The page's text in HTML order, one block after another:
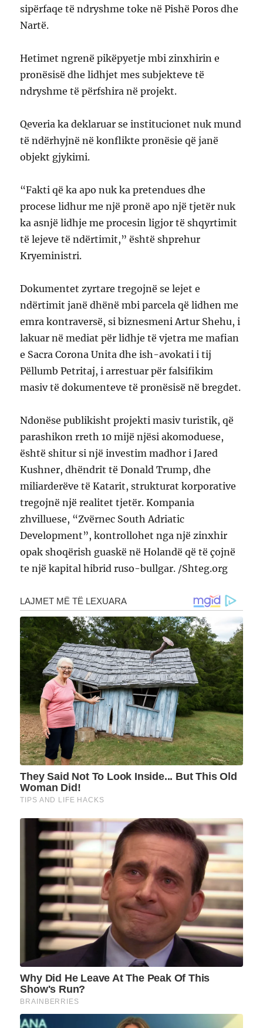
sipërfaqe të ndryshme toke në Pishë Poros dhe
Nartë.
Hetimet ngrenë pikëpyetje mbi zinxhirin e
pronësisë dhe lidhjet mes subjekteve të
ndryshme të përfshira në projekt.
Qeveria ka deklaruar se institucionet nuk mund
të ndërhyjnë në konflikte pronësie që janë
objekt gjykimi.
“Fakti që ka apo nuk ka pretendues dhe
procese lidhur me një pronë apo një tjetër nuk
ka asnjë lidhje me procesin ligjor të shqyrtimit
të lejeve të ndërtimit,” është shprehur
Kryeministri.
Dokumentet zyrtare tregojnë se lejet e
ndërtimit janë dhënë mbi parcela që lidhen me
emra kontraversë, si biznesmeni Artur Shehu, i
lakuar në mediat për lidhje të vjetra me mafian
e Sacra Corona Unita dhe ish-avokati i tij
Pëllumb Petritaj, i arrestuar për falsifikim
masiv të dokumenteve të pronësisë në bregdet.
Ndonëse publikisht projekti masiv turistik, që
parashikon rreth 10 mijë njësi akomoduese,
është shitur si një investim madhor i Jared
Kushner, dhëndrit të Donald Trump, dhe
miliarderëve të Katarit, strukturat korporative
tregojnë një realitet tjetër. Kompania
zhvilluese, “Zvërnec South Adriatic
Development”, kontrollohet nga një zinxhir
opak shoqërish guaskë në Holandë që të çojnë
te një kapital hibrid ruso-bullgar. /Shteg.org